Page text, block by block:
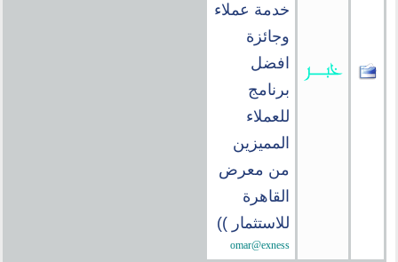
خدمة عملاء
وجائزة
افضل
برنامج
للعملاء
المميزين
من معرض
القاهرة
للاستثمار ))
omar@exness